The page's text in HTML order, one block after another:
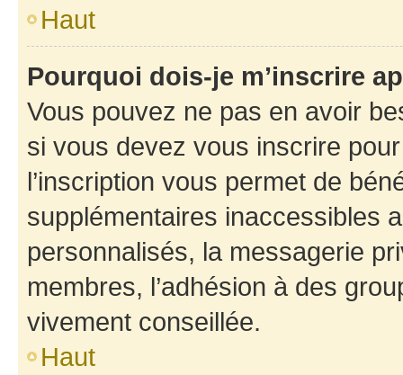
Haut
Pourquoi dois-je m’inscrire
Vous pouvez ne pas en avoir
si vous devez vous inscrire
l’inscription vous permet de
supplémentaires inaccessibles
personnalisés, la messagerie
membres, l’adhésion à des
vivement conseillée.
Haut